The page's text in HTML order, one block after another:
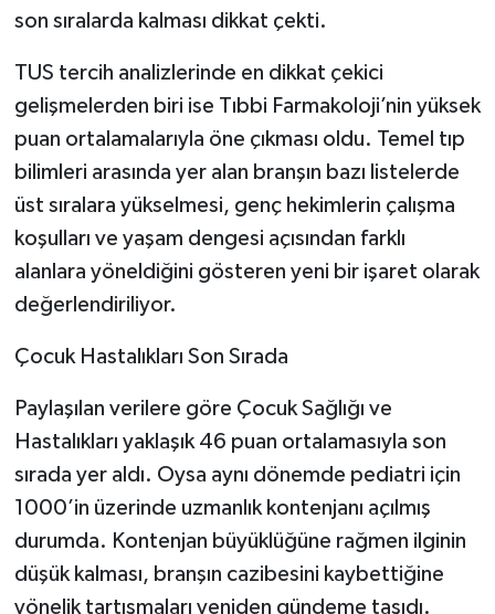
son sıralarda kalması dikkat çekti.
TUS tercih analizlerinde en dikkat çekici
gelişmelerden biri ise Tıbbi Farmakoloji’nin yüksek
puan ortalamalarıyla öne çıkması oldu. Temel tıp
bilimleri arasında yer alan branşın bazı listelerde
üst sıralara yükselmesi, genç hekimlerin çalışma
koşulları ve yaşam dengesi açısından farklı
alanlara yöneldiğini gösteren yeni bir işaret olarak
değerlendiriliyor.
Çocuk Hastalıkları Son Sırada
Paylaşılan verilere göre Çocuk Sağlığı ve
Hastalıkları yaklaşık 46 puan ortalamasıyla son
sırada yer aldı. Oysa aynı dönemde pediatri için
1000’in üzerinde uzmanlık kontenjanı açılmış
durumda. Kontenjan büyüklüğüne rağmen ilginin
düşük kalması, branşın cazibesini kaybettiğine
yönelik tartışmaları yeniden gündeme taşıdı.